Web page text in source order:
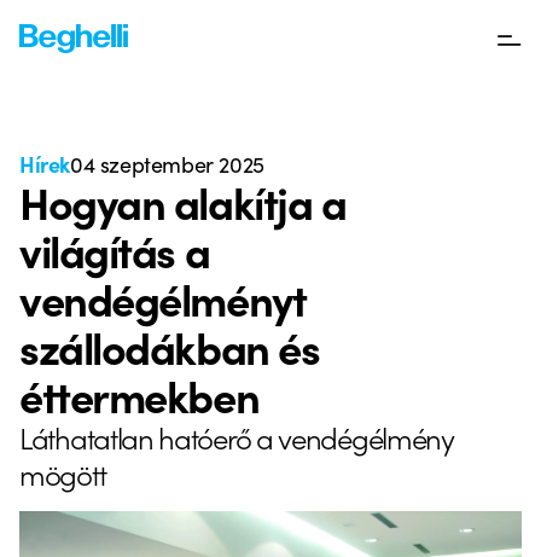
Hírek04 szeptember 2025
Hogyan alakítja a
világítás a
vendégélményt
szállodákban és
éttermekben
Láthatatlan hatóerő a vendégélmény
mögött